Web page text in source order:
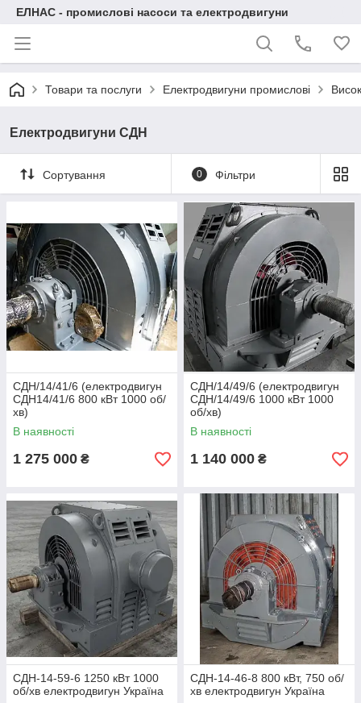
ЕЛНАС - промислові насоси та електродвигуни
Товари та послуги Електродвигуни промислові
Електродвигуни СДН
Сортування 0 Фільтри
СДН/14/41/6 (електродвигун
СДН14/41/6 800 кВт 1000 об/
хв)
В наявності
1 275 000 ₴
СДН/14/49/6 (електродвигун
СДН/14/49/6 1000 кВт 1000
об/хв)
В наявності
1 140 000 ₴
СДН-14-59-6 1250 кВт 1000
об/хв електродвигун Україна
СДН-14-46-8 800 кВт, 750 об/
хв електродвигун Україна